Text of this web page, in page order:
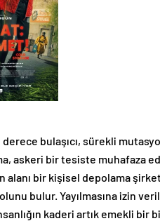
derece bulaşıcı, sürekli
askeri bir tesiste muhafaza
alanı bir kişisel depolama
bulur. Yayılmasına izin
kaderi artık emekli bir